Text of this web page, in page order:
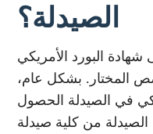
الصيدلة؟
البورد الأمريكي
المختار. بشكل عام،
في الصيدلة الحصول
من كلية صيدلة